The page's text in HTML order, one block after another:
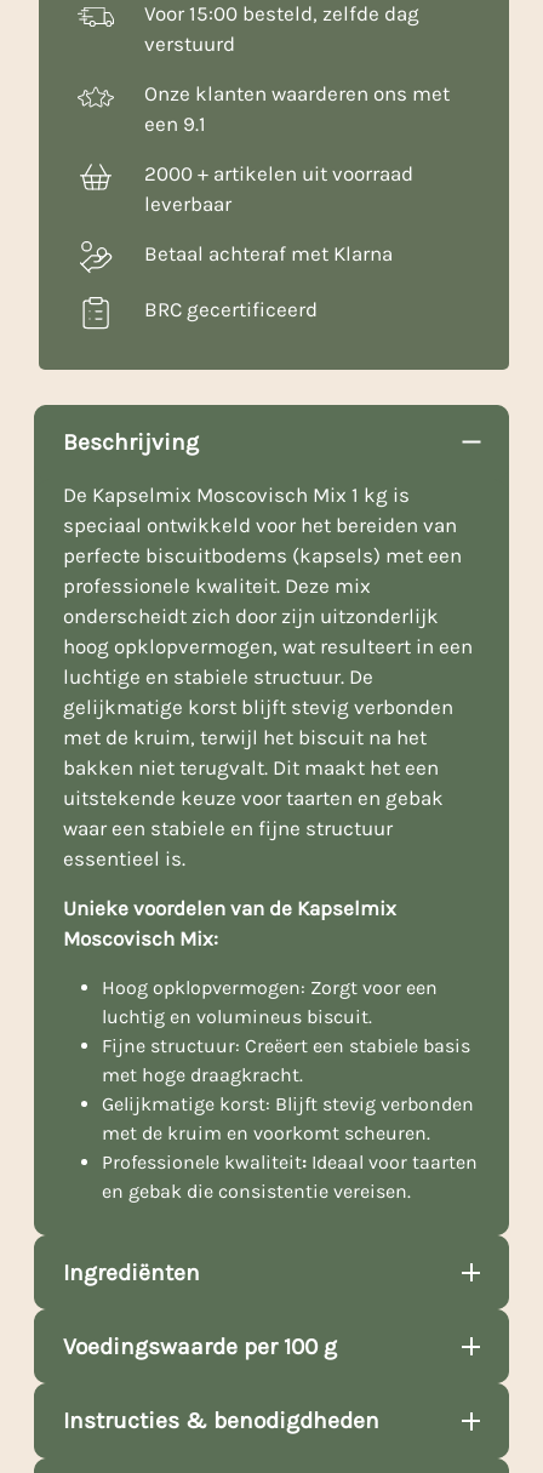
Voor 15:00 besteld, zelfde dag
verstuurd
Onze klanten waarderen ons met
een 9.1
2000 + artikelen uit voorraad
leverbaar
Betaal achteraf met Klarna
BRC gecertificeerd
Beschrijving
De Kapselmix Moscovisch Mix 1 kg is
speciaal ontwikkeld voor het bereiden van
perfecte biscuitbodems (kapsels) met een
professionele kwaliteit. Deze mix
onderscheidt zich door zijn uitzonderlijk
hoog opklopvermogen, wat resulteert in een
luchtige en stabiele structuur. De
gelijkmatige korst blijft stevig verbonden
met de kruim, terwijl het biscuit na het
bakken niet terugvalt. Dit maakt het een
uitstekende keuze voor taarten en gebak
waar een stabiele en fijne structuur
essentieel is.
Unieke voordelen van de Kapselmix
Moscovisch Mix:
Hoog opklopvermogen: Zorgt voor een
luchtig en volumineus biscuit.
Fijne structuur: Creëert een stabiele basis
met hoge draagkracht.
Gelijkmatige korst: Blijft stevig verbonden
met de kruim en voorkomt scheuren.
Professionele kwaliteit: Ideaal voor taarten
en gebak die consistentie vereisen.
Ingrediënten
Voedingswaarde per 100 g
Instructies & benodigdheden